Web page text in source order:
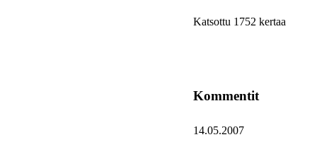
Katsottu 1752 kertaa
Kommentit
14.05.2007